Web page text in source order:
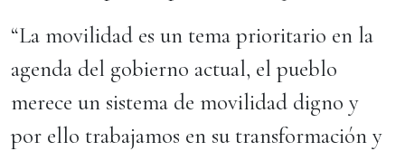
“La movilidad es un tema prioritario en la
agenda del gobierno actual, el pueblo
merece un sistema de movilidad digno y
por ello trabajamos en su transformación y